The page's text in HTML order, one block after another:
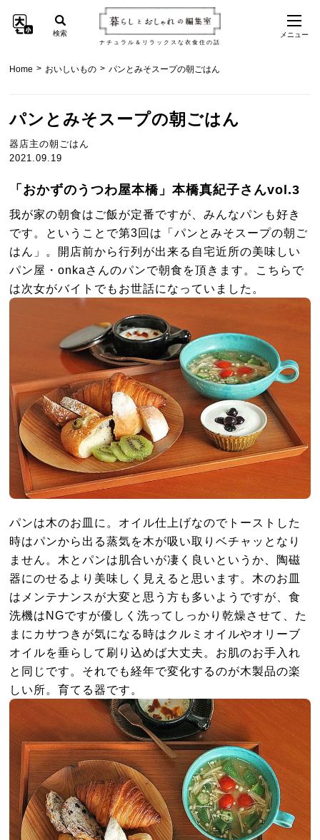
ナチュラル＆リラックスな衣食住の話
検索 メニュー
Home > おいしいもの > パンとみそスープの朝ごはん
パンとみそスープの朝ごはん
器店主の朝ごはん
2021.09.19
「おかずのうつわ屋本橋」本橋真紀子さんvol.3
我が家の朝食はご飯が定番ですが、みんなパンも好き
です。ということで第3回は「パンとみそスープの朝ご
はん」。開店前から行列が出来る自宅近所の美味しい
パン屋・onkaさんのパンで朝食を頂きます。こちらで
は次女がバイトでもお世話になっていました。
パンは木のお皿に。オイル仕上げなのでトーストした
時はパンから出る蒸気を木が吸い取りベチャッとなり
ません。木とパンは肌合いが凄く良いというか、陶磁
器にのせるより美味しく見えると思います。木のお皿
はメンテナンスが大変と思う方も多いようですが、食
洗機はNGですが優しく洗ってしっかり乾燥させて、た
まにカサつきが気になる時はクルミオイルやオリーブ
オイルを垂らして刷り込めば大丈夫。お肌のお手入れ
と同じです。それでも経年で変化するのが木製品の楽
しい所。育てる器です。